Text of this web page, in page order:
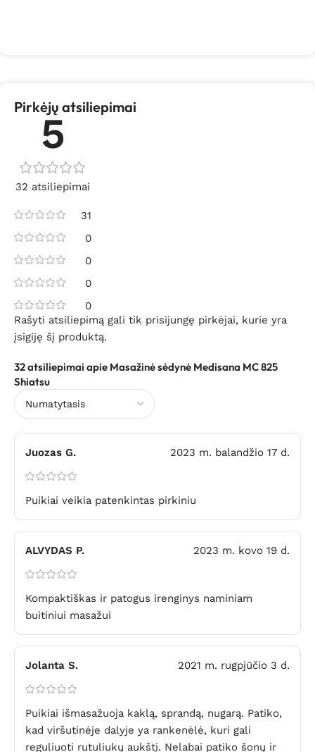
Pirkėjų atsiliepimai
5
32 atsiliepimai
31
0
0
0
0
32 atsiliepimai apie Masažinė sėdynė Medisana MC 825
Shiatsu
Juozas G. 2023 m. balandžio 17 d.
Puikiai veikia patenkintas pirkiniu
ALVYDAS P. 2023 m. kovo 19 d.
Kompaktiškas ir patogus irenginys naminiam
buitiniui masažui
Jolanta S. 2021 m. rugpjūčio 3 d.
Puikiai išmasažuoja kaklą, sprandą, nugarą. Patiko,
kad viršutinėje dalyje ya rankenėlė, kuri gali
reguliuoti rutuliukų aukštį. Nelabai patiko šonų ir
Rašyti atsiliepimą gali tik prisijungę pirkėjai, kurie yra
įsigiję šį produktą.